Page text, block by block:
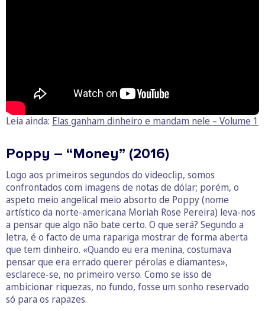
Leia ainda: Elas ganham dinheiro e mandam nele – Volume 1
Poppy – “Money” (2016)
Logo aos primeiros segundos do videoclip, somos
confrontados com imagens de notas de dólar; porém, o
aspeto meio angelical meio absorto de Poppy (nome
artístico da norte-americana Moriah Rose Pereira) leva-nos
a pensar que algo não bate certo. O que será? Segundo a
letra, é o facto de uma rapariga mostrar de forma aberta
que tem dinheiro. «Quando eu era menina, costumava
pensar que era errado querer pérolas e diamantes»,
esclarece-se, no primeiro verso. Como se isso de
ambicionar riquezas, no fundo, fosse um sonho reservado
só para os rapazes.